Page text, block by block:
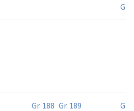
Gr.
Gr. 188 Gr. 189
Gr.